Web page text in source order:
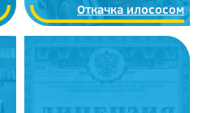
Откачка илососом